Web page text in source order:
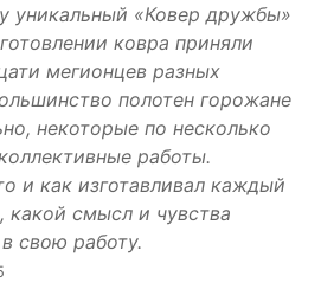
уникальный «Ковер дружбы»
ковра приняли
мегионцев разных
полотен горожане
некоторые по несколько
работы.
и как изготавливал каждый
какой смысл и чувства
свою работу.